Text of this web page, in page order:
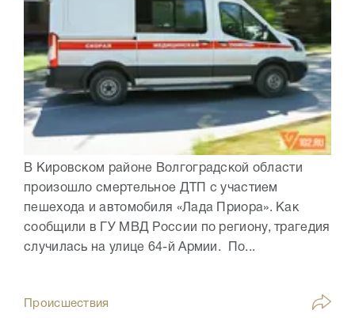
В Кировском районе Волгоградской области
произошло смертельное ДТП с участием
пешехода и автомобиля «Лада Приора». Как
сообщили в ГУ МВД России по региону, трагедия
случилась на улице 64-й Армии. По...
Происшествия